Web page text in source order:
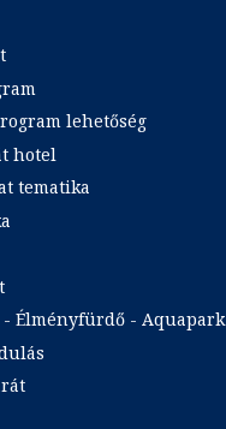
lehetőség
hotel
tematika
Élményfürdő - Aquapark